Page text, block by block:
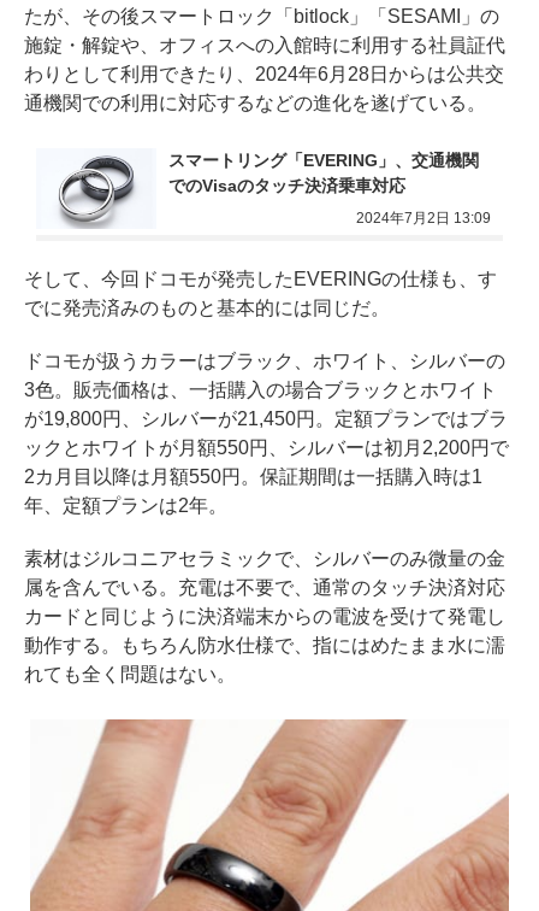
たが、その後スマートロック「bitlock」「SESAMI」の
施錠・解錠や、オフィスへの入館時に利用する社員証代
わりとして利用できたり、2024年6月28日からは公共交
通機関での利用に対応するなどの進化を遂げている。
スマートリング「EVERING」、交通機関
でのVisaのタッチ決済乗車対応
2024年7月2日 13:09
そして、今回ドコモが発売したEVERINGの仕様も、す
でに発売済みのものと基本的には同じだ。
ドコモが扱うカラーはブラック、ホワイト、シルバーの
3色。販売価格は、一括購入の場合ブラックとホワイト
が19,800円、シルバーが21,450円。定額プランではブラ
ックとホワイトが月額550円、シルバーは初月2,200円で
2カ月目以降は月額550円。保証期間は一括購入時は1
年、定額プランは2年。
素材はジルコニアセラミックで、シルバーのみ微量の金
属を含んでいる。充電は不要で、通常のタッチ決済対応
カードと同じように決済端末からの電波を受けて発電し
動作する。もちろん防水仕様で、指にはめたまま水に濡
れても全く問題はない。